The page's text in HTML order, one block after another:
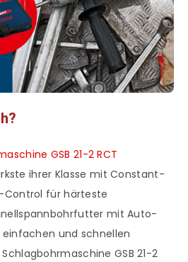
GSB 21-2 RCT
ihrer Klasse mit Constant-
Control für härteste
mit Auto-
und schnellen
GSB 21-2